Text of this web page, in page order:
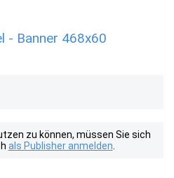
- Banner 468x60
zu können, müssen Sie sich
als Publisher anmelden